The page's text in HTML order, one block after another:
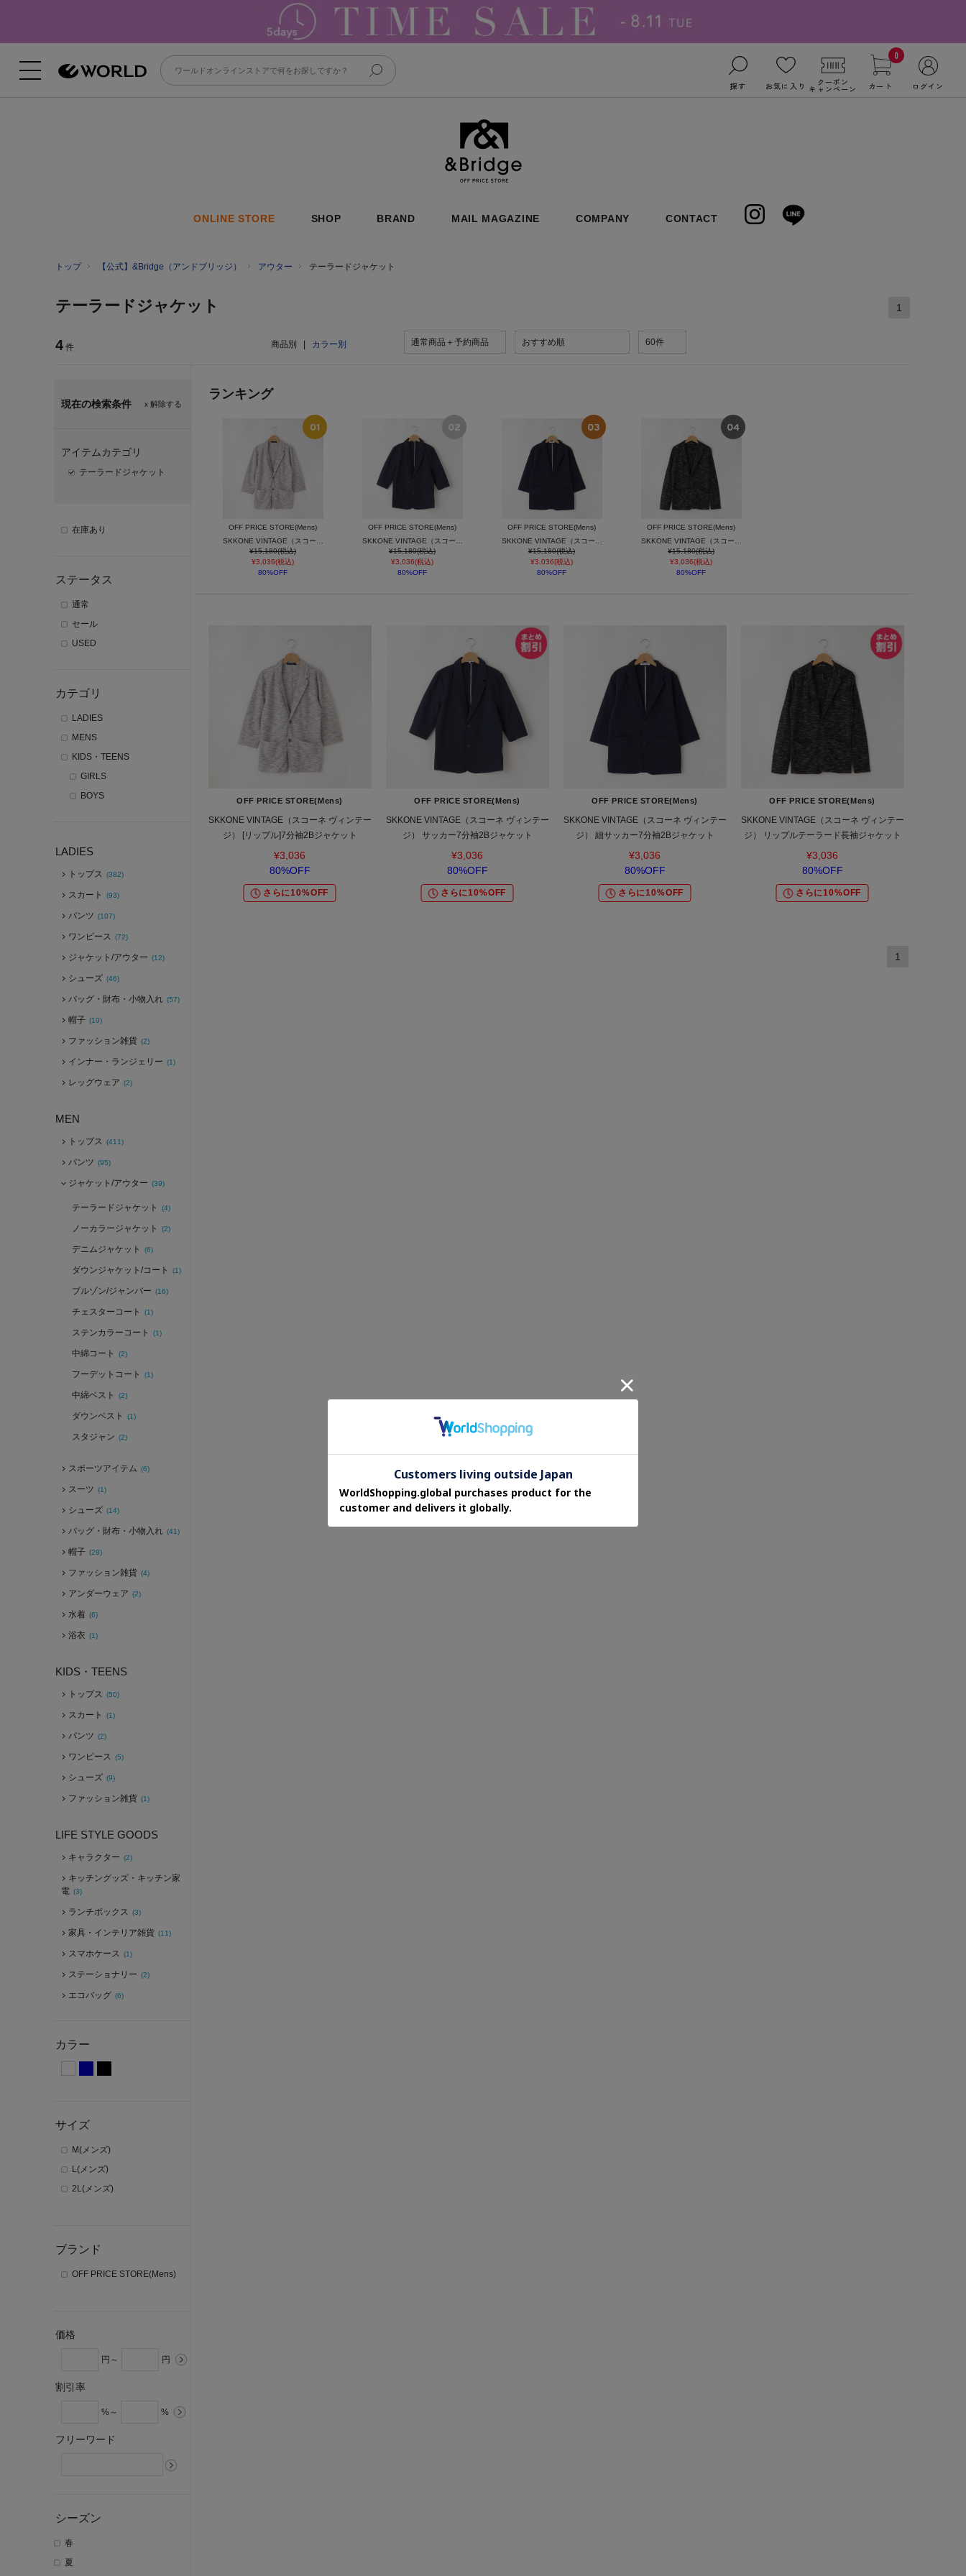
探す お気に入り クーポン
キャンペーン
0
カート ログイン
ONLINE STORE SHOP BRAND MAIL MAGAZINE COMPANY CONTACT
トップ 【公式】&Bridge（アンドブリッジ） アウター テーラードジャケット
テーラードジャケット
4 件 商品別 カラー別 通常商品＋予約商品 おすすめ順 60件
1
ｘ解除する
現在の検索条件
アイテムカテゴリ
テーラードジャケット
在庫あり
ステータス
通常
セール
USED
カテゴリ
LADIES
MENS
KIDS・TEENS
GIRLS
BOYS
LADIES
トップス (382)
スカート (93)
パンツ (107)
ワンピース (72)
ジャケット/アウター (12)
シューズ (46)
バッグ・財布・小物入れ (57)
帽子 (10)
ファッション雑貨 (2)
インナー・ランジェリー (1)
レッグウェア (2)
MEN
トップス (411)
パンツ (95)
ジャケット/アウター (39)
テーラードジャケット (4)
ノーカラージャケット (2)
デニムジャケット (6)
ダウンジャケット/コート (1)
ブルゾン/ジャンバー (16)
チェスターコート (1)
ステンカラーコート (1)
中綿コート (2)
フーデットコート (1)
中綿ベスト (2)
ダウンベスト (1)
スタジャン (2)
スポーツアイテム (6)
スーツ (1)
シューズ (14)
バッグ・財布・小物入れ (41)
帽子 (28)
ファッション雑貨 (4)
アンダーウェア (2)
水着 (6)
浴衣 (1)
KIDS・TEENS
トップス (50)
スカート (1)
パンツ (2)
ワンピース (5)
シューズ (9)
ファッション雑貨 (1)
LIFE STYLE GOODS
キャラクター (2)
キッチングッズ・キッチン家
電 (3)
ランチボックス (3)
家具・インテリア雑貨 (11)
スマホケース (1)
ステーショナリー (2)
エコバッグ (6)
カラー
サイズ
M(メンズ)
L(メンズ)
2L(メンズ)
ブランド
OFF PRICE STORE(Mens)
価格
円～ 円
割引率
%～ %
フリーワード
シーズン
春
夏
ランキング
OFF PRICE STORE(Mens)
¥15,180(税込)
¥3,036(税込)
80%OFF
OFF PRICE STORE(Mens)
¥15,180(税込)
¥3,036(税込)
80%OFF
OFF PRICE STORE(Mens)
¥15,180(税込)
¥3,036(税込)
80%OFF
OFF PRICE STORE(Mens)
¥15,180(税込)
¥3,036(税込)
80%OFF
OFF PRICE STORE(Mens)
SKKONE VINTAGE（スコーネ ヴィンテー
ジ） [リップル]7分袖2Bジャケット
¥3,036
80%OFF
さらに10%OFF
OFF PRICE STORE(Mens)
SKKONE VINTAGE（スコーネ ヴィンテー
ジ） サッカー7分袖2Bジャケット
¥3,036
80%OFF
さらに10%OFF
OFF PRICE STORE(Mens)
SKKONE VINTAGE（スコーネ ヴィンテー
ジ） 細サッカー7分袖2Bジャケット
¥3,036
80%OFF
さらに10%OFF
OFF PRICE STORE(Mens)
SKKONE VINTAGE（スコーネ ヴィンテー
ジ） リップルテーラード長袖ジャケット
¥3,036
80%OFF
さらに10%OFF
1